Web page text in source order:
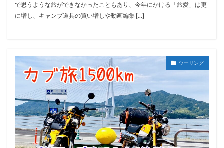
で思うような旅ができなかったこともあり、今年にかける「旅愛」は更
に増し、キャンプ道具の買い増しや動画編集 […]
ツーリング